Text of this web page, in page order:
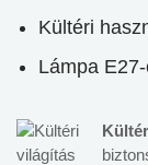
Kültéri
Lámpa